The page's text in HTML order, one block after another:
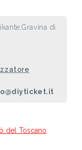
di
del Toscano